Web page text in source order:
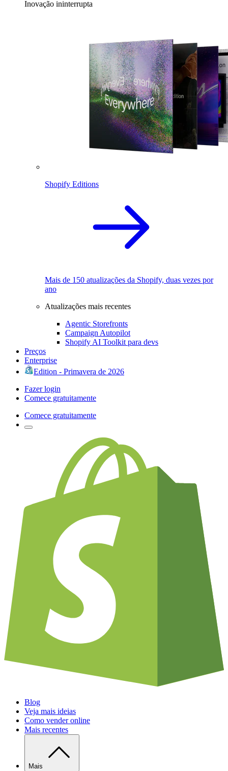
Inovação ininterrupta
Shopify Editions
Mais de 150 atualizações da Shopify, duas vezes por
ano
Atualizações mais recentes
Agentic Storefronts
Campaign Autopilot
Shopify AI Toolkit para devs
Preços
Enterprise
Edition - Primavera de 2026
Fazer login
Comece gratuitamente
Comece gratuitamente
Blog
Veja mais ideias
Como vender online
Mais recentes
Mais